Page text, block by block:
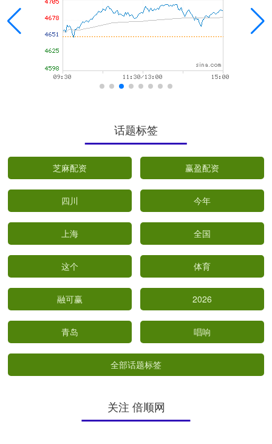
话题标签
芝麻配资 赢盈配资
四川 今年
上海 全国
这个 体育
融可赢 2026
青岛 唱响
全部话题标签
关注 倍顺网